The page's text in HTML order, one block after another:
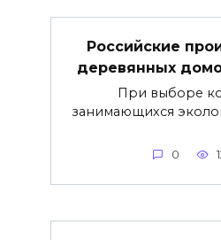
Российские
деревянных
При выборе
занимающихся
0